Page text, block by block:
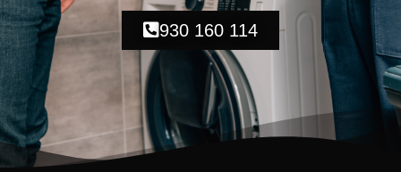
930 160 114